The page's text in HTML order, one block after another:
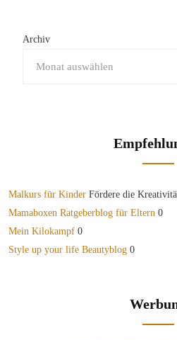
Archiv
Malkurs für Kinder Fördere die
Mamaboxen Ratgeberblog für Eltern 0
Mein Kilokampf 0
Style up your life Beautyblog 0